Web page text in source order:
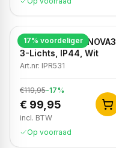
17% voordeliger
Badkamer Spot NOVA3,
3-Lichts, IP44, Wit
Art.nr: IPR531
€119,95-17%
€ 99,95
incl. BTW
Op voorraad